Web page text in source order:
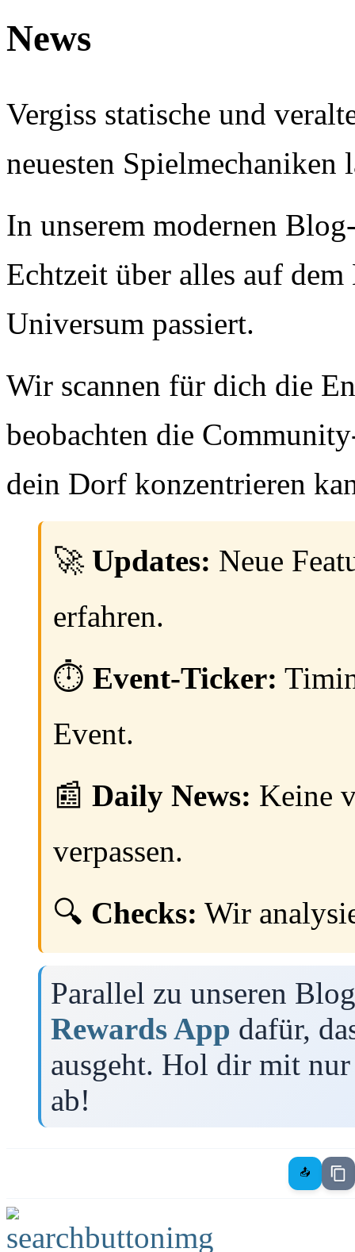
News
Vergiss statische und
neuesten
In unserem modernen
Echtzeit über alles auf
Universum passiert.
Wir scannen für dich die
beobachten die
dein Dorf konzentrieren
🚀 Updates: Neue
erfahren.
⏱️ Event-Ticker:
Event.
📰 Daily News: Keine
verpassen.
🔍 Checks: Wir
Parallel zu unseren
Rewards App dafür,
ausgeht. Hol dir mit
ab!
📤